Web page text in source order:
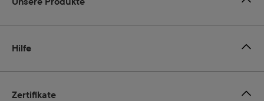
Zertifikate
Hilfe